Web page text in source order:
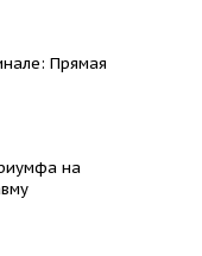
Прямая
на